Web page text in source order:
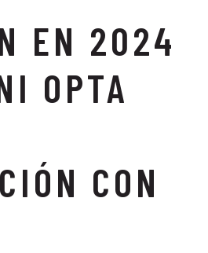
EN 2024
OPTA
CON